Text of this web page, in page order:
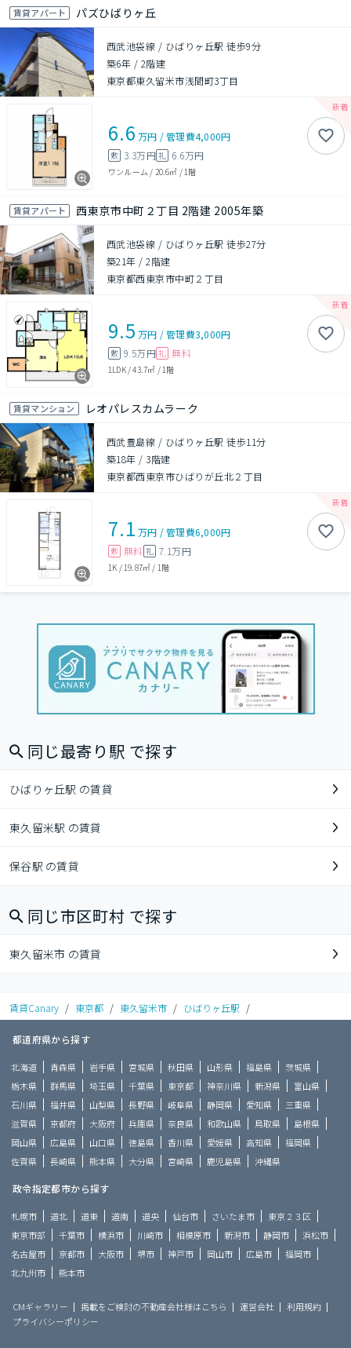
賃貸アパート パズひばりヶ丘
西武池袋線 / ひばりヶ丘駅 徒歩9分
築6年 / 2階建
東京都東久留米市浅間町3丁目
6.6 万円 /管理費4,000円
敷 3.3万円礼 6.6万円
ワンルーム / 20.6㎡ / 1階
賃貸アパート 西東京市中町２丁目 2階建 2005年築
西武池袋線 / ひばりヶ丘駅 徒歩27分
築21年 /2階建
東京都西東京市中町２丁目
9.5 万円 /管理費3,000円
敷 9.5万円 礼 無料
1LDK/43.7㎡ / 1階
賃貸マンション レオパレスカムラーク
西武豊島線 / ひばりヶ丘駅 徒歩11分
築18年 / 3階建
東京都西東京市ひばりが丘北２丁目
7.1 万円 /管理費6,000円
敷 無料 礼 7.1万円
1K / 19.87㎡ / 1階
同じ最寄り駅 で探す
ひばりヶ丘駅 の賃貸
東久留米駅 の賃貸
保谷駅 の賃貸
同じ市区町村 で探す
東久留米市 の賃貸
賃貸Canary / 東京都 / 東久留米市 / ひばりヶ丘駅 /
都道府県から探す
北海道 青森県 岩手県 宮城県 秋田県 山形県 福島県
茨城県
栃木県
群馬県 埼玉県 千葉県 東京都 神奈川県 新潟県
富山県
石川県
福井県 山梨県 長野県 岐阜県 静岡県 愛知県
三重県
滋賀県
京都府 大阪府 兵庫県 奈良県 和歌山県 鳥取県
島根県
岡山県
広島県 山口県 徳島県 香川県 愛媛県 高知県
福岡県
佐賀県
長崎県 熊本県 大分県 宮崎県 鹿児島県 沖縄県
政令指定都市から探す
札幌市 道北 道東 道南 道央 仙台市 さいたま市
東京２３区
東京市部
千葉市 横浜市 川崎市 相模原市 新潟市 静岡市
浜松市
名古屋市
京都市 大阪市 堺市 神戸市 岡山市 広島市
福岡市
北九州市
熊本市
CMギャラリー 掲載をご検討の不動産会社様はこちら 運営会社
利用規約
プライバシーポリシー